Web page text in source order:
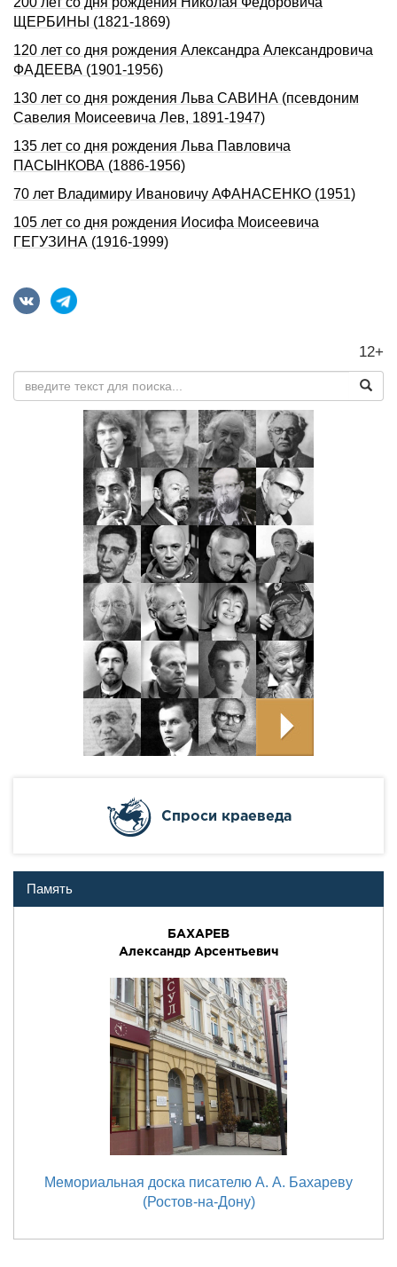
ЩЕРБИHЫ (1821-1869)
120 лет со дня pождения Александpа Александpовича
ФАДЕЕВА (1901-1956)
130 лет со дня pождения Льва САВИHА (псевдоним
Савелия Моисеевича Лев, 1891-1947)
135 лет со дня pождения Льва Павловича
ПАСЫHКОВА (1886-1956)
70 лет Владимиру Ивановичу АФАНАСЕНКО (1951)
105 лет со дня pождения Иосифа Моисеевича
ГЕГУЗИHА (1916-1999)
12+
Cпроси краеведа
Память
БАХАРЕВ
Александр Арсентьевич
Мемориальная доска писателю А. А. Бахареву
(Ростов-на-Дону)